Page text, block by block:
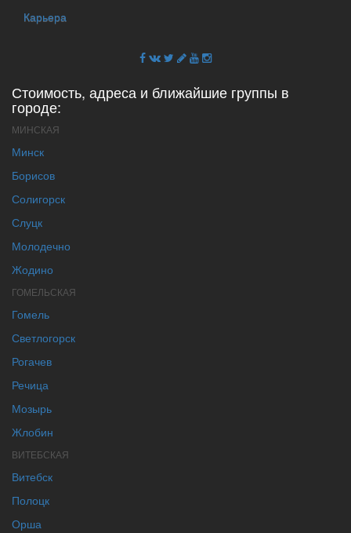
Карьера
Стоимость, адреса и ближайшие группы в
городе:
МИНСКАЯ
Минск
Борисов
Солигорск
Слуцк
Молодечно
Жодино
ГОМЕЛЬСКАЯ
Гомель
Светлогорск
Рогачев
Речица
Мозырь
Жлобин
ВИТЕБСКАЯ
Витебск
Полоцк
Орша